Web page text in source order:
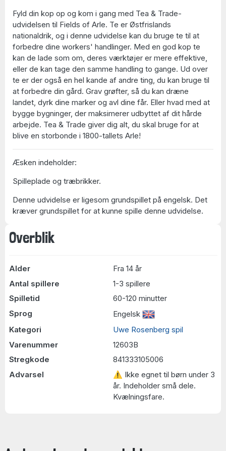
Overblik
Alder
Fra 14 år
Antal spillere
1-3 spillere
Spilletid
60-120 minutter
Sprog
Engelsk
Kategori
Uwe Rosenberg spil
Varenummer
12603B
Stregkode
841333105006
Advarsel
⚠ Ikke egnet til børn under 3
år. Indeholder små dele.
Kvælningsfare.
Fyld din kop op og kom i gang med Tea & Trade-
udvidelsen til Fields of Arle. Te er Østfrislands
nationaldrik, og i denne udvidelse kan du bruge te til at
forbedre dine workers' handlinger. Med en god kop te
kan de lade som om, deres værktøjer er mere effektive,
eller de kan tage den samme handling to gange. Ud over
te er der også en hel kande af andre ting, du kan bruge til
at forbedre din gård. Grav grøfter, så du kan dræne
landet, dyrk dine marker og avl dine får. Eller hvad med at
bygge bygninger, der maksimerer udbyttet af dit hårde
arbejde. Tea & Trade giver dig alt, du skal bruge for at
blive en storbonde i 1800-tallets Arle!
Æsken indeholder:
Spilleplade og træbrikker.
Denne udvidelse er ligesom grundspillet på engelsk. Det
kræver grundspillet for at kunne spille denne udvidelse.